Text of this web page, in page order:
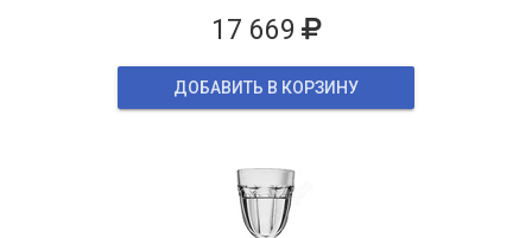
17 669
ДОБАВИТЬ В КОРЗИНУ